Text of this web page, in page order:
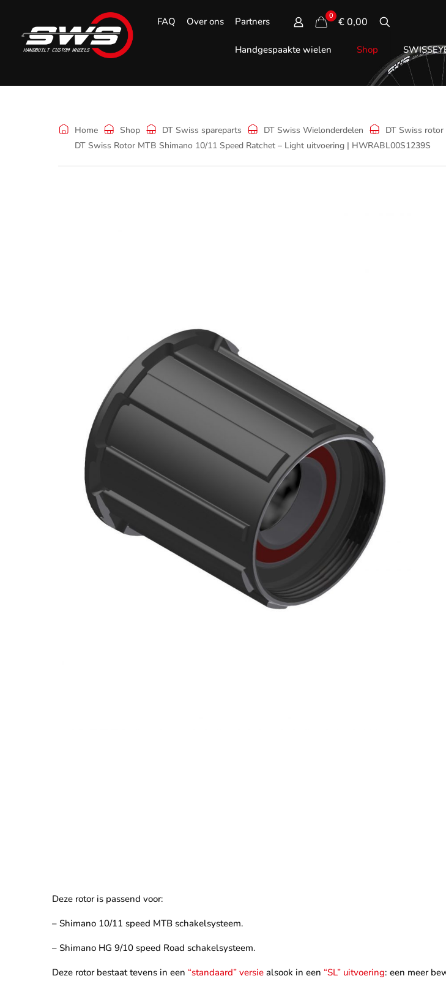
FAQ Over ons Partners 0 € 0,00
Handgespaakte wielen Shop
Home Shop DT Swiss spareparts DT Swiss Wielonderdelen DT Swiss
DT Swiss Rotor MTB Shimano 10/11 Speed Ratchet – Light uitvoering | HWRABL00S1239S
Deze rotor is passend voor:
– Shimano 10/11 speed MTB schakelsysteem.
– Shimano HG 9/10 speed Road schakelsysteem.
Deze rotor bestaat tevens in een“standaard” versie alsook in een“SL” uitvoering: een meer